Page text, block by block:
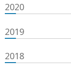
2020
2019
2018